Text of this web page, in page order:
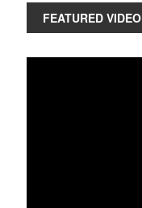
FEATURED VIDEO